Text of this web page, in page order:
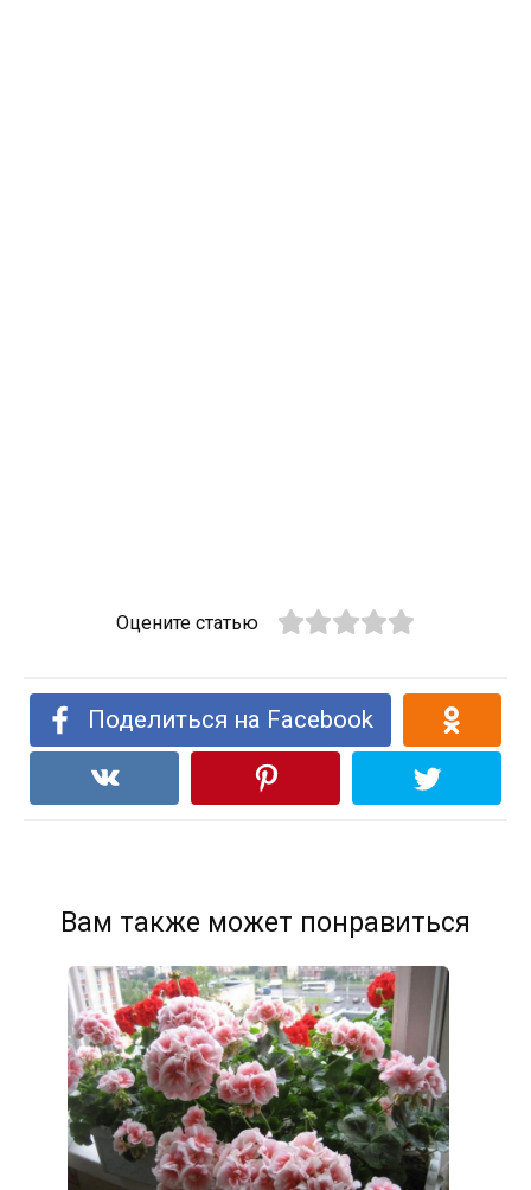
Оцените статью
Поделиться на Facebook
Вам также может понравиться